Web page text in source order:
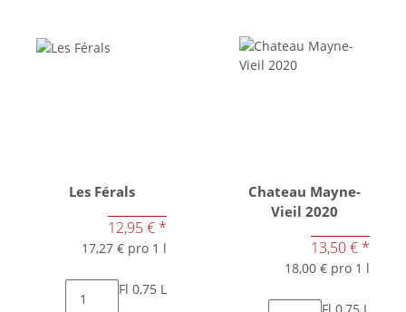
Les Férals
12,95 € *
17,27 € pro 1 l
Fl 0,75 L
Chateau Mayne-
Vieil 2020
13,50 € *
18,00 € pro 1 l